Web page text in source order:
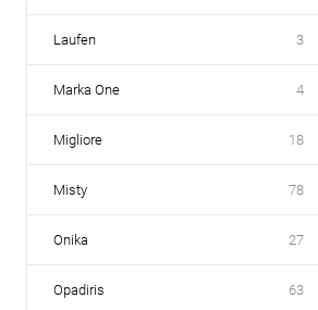
Laufen 3
Marka One 4
Migliore 18
Misty 78
Onika 27
Opadiris 63